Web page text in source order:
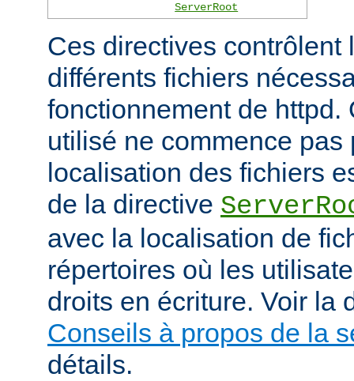
ServerRoot
Ces directives contrôlent
différents fichiers
fonctionnement de httpd.
utilisé ne commence pas
localisation des fichiers
de la directive
avec la localisation de
répertoires où les
droits en écriture. Voir la
Conseils à propos de la
détails.